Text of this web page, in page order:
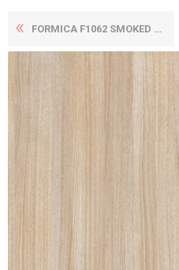
FORMICA F1062 SMOKED OAK KO...